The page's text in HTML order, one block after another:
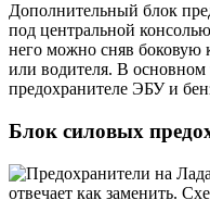
Дополнительный блок
под центральной
него можно сняв боковую
или водителя. В
предохранителе ЭБУ и
Блок силовых